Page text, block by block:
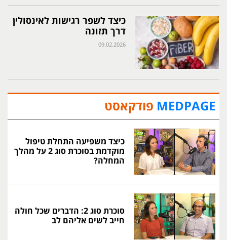
כיצד לשפר רגישות לאינסולין
דרך תזונה
09.02.2026
MEDPAGE פודקאסט
כיצד משפיעה התחלת טיפול
מוקדמת בסוכרת סוג 2 על מהלך
המחלה?
סוכרת סוג 2: הדברים שכל חולה
חייב לשים אליהם לב